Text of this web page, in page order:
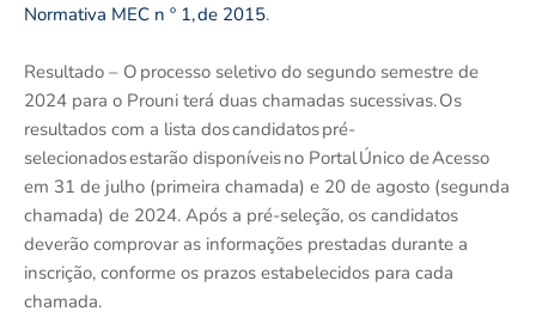
Normativa MEC n º 1, de 2015.
Resultado – O processo seletivo do segundo semestre de
2024 para o Prouni terá duas chamadas sucessivas. Os
resultados com a lista dos candidatos pré-
selecionados estarão disponíveis no Portal Único de Acesso
em 31 de julho (primeira chamada) e 20 de agosto (segunda
chamada) de 2024. Após a pré-seleção, os candidatos
deverão comprovar as informações prestadas durante a
inscrição, conforme os prazos estabelecidos para cada
chamada.